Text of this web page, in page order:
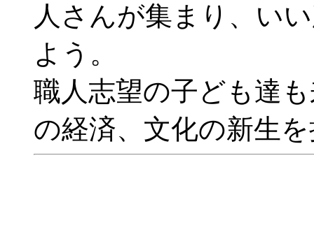
人さんが集まり、い
よう。
職人志望の子ども達
の経済、文化の新生